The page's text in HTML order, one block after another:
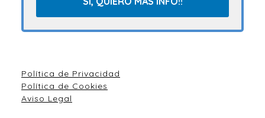
Política de Privacidad
Política de Cookies
Aviso Legal